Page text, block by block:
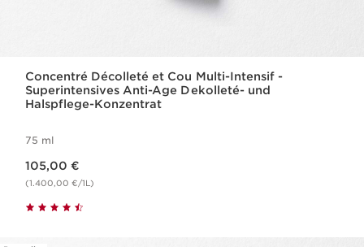
Concentré Décolleté et Cou Multi-Intensif -
Superintensives Anti-Age Dekolleté- und
Halspflege-Konzentrat
75 ml
105,00 €
(1.400,00 €/1L)